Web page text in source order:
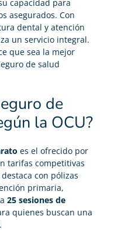
capacidad para
asegurados. Con
dental y atención
un servicio integral.
que sea la mejor
de salud
de
la OCU?
es el ofrecido por
tarifas competitivas
destaca con pólizas
primaria,
25 sesiones de
quienes buscan una